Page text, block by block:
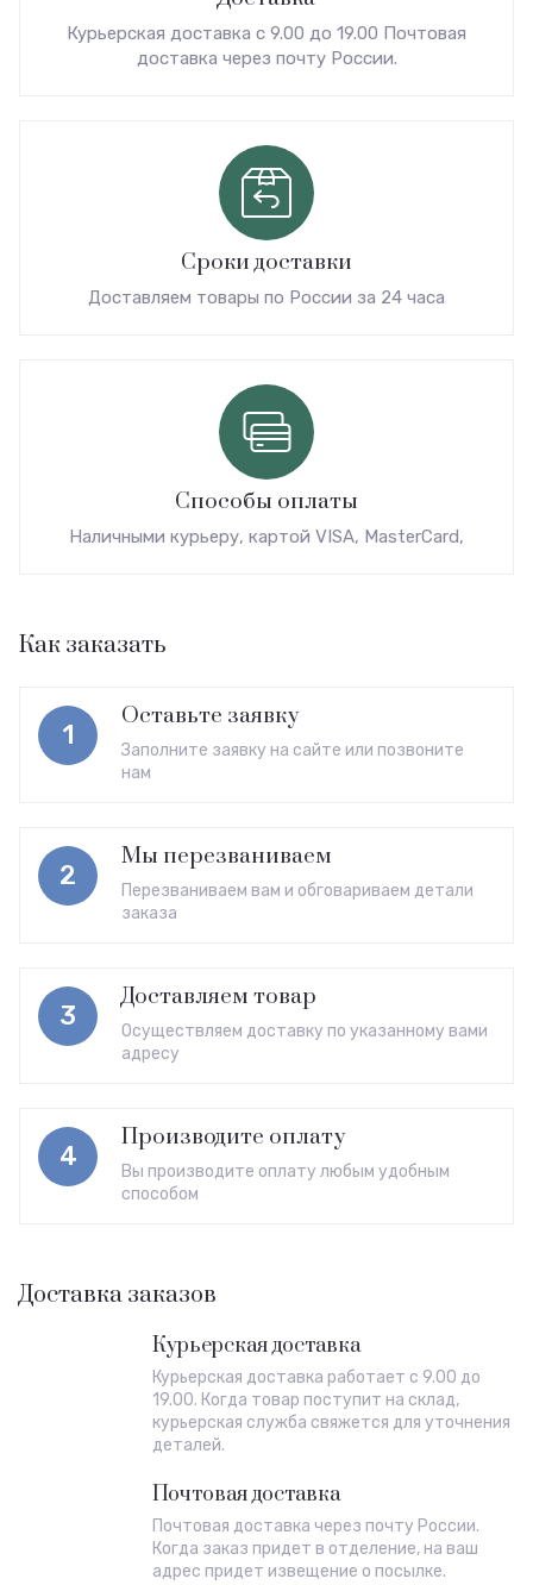
Курьерская доставка с 9.00 до 19.00 Почтовая
доставка через почту России.
Сроки доставки
Доставляем товары по России за 24 часа
Способы оплаты
Наличными курьеру, картой VISA, MasterCard,
Как заказать
1
Оставьте заявку
Заполните заявку на сайте или позвоните
нам
2
Мы перезваниваем
Перезваниваем вам и обговариваем детали
заказа
3
Доставляем товар
Осуществляем доставку по указанному вами
адресу
4
Производите оплату
Вы производите оплату любым удобным
способом
Доставка заказов
Курьерская доставка
Курьерская доставка работает с 9.00 до
19.00. Когда товар поступит на склад,
курьерская служба свяжется для уточнения
деталей.
Почтовая доставка
Почтовая доставка через почту России.
Когда заказ придет в отделение, на ваш
адрес придет извещение о посылке.